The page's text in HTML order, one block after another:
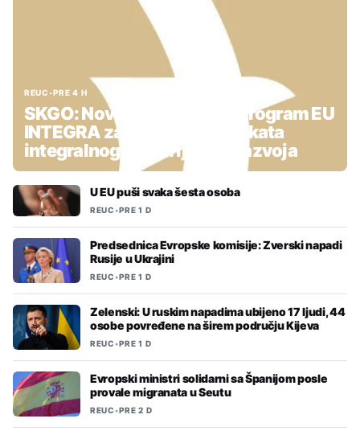
REUC •PRE 4 H
SKGO: Nova podrška kroz Program EU
INTEGRA za pripremu projekata
integralnog teritorijalnog razvoja
U EU puši svaka šesta osoba
REUC•PRE 1 D
Predsednica Evropske komisije: Zverski napadi
Rusije u Ukrajini
REUC•PRE 1 D
Zelenski: U ruskim napadima ubijeno 17 ljudi, 44
osobe povređene na širem području Kijeva
REUC•PRE 1 D
Evropski ministri solidarni sa Španijom posle
provale migranata u Seutu
REUC•PRE 2 D